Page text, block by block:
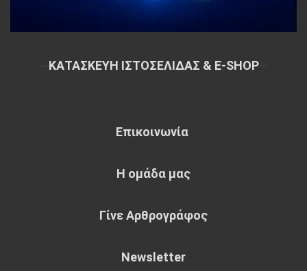
ΚΑΤΑΣΚΕΥΗ ΙΣΤΟΣΕΛΙΔΑΣ & E-SHOP~
Επικοινωνία
Η ομάδα μας
Γίνε Αρθρογράφος
Newsletter